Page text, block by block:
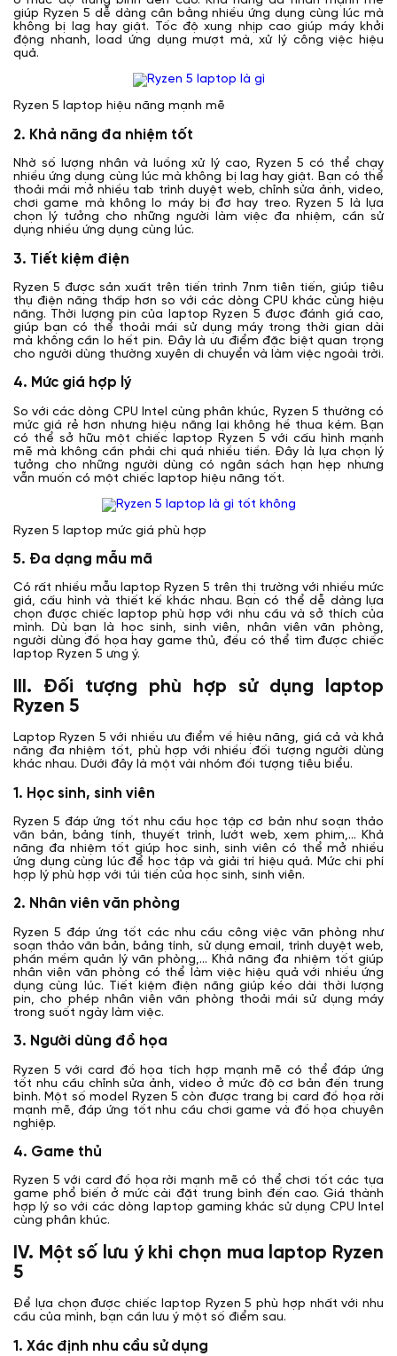
giúp Ryzen 5 dễ dàng cân bằng nhiều ứng dụng cùng lúc mà
không bị lag hay giật. Tốc độ xung nhịp cao giúp máy khởi
động nhanh, load ứng dụng mượt mà, xử lý công việc hiệu
quả.
Ryzen 5 laptop hiệu năng mạnh mẽ
2. Khả năng đa nhiệm tốt
Nhờ số lượng nhân và luồng xử lý cao, Ryzen 5 có thể chạy
nhiều ứng dụng cùng lúc mà không bị lag hay giật. Bạn có thể
thoải mái mở nhiều tab trình duyệt web, chỉnh sửa ảnh, video,
chơi game mà không lo máy bị đơ hay treo. Ryzen 5 là lựa
chọn lý tưởng cho những người làm việc đa nhiệm, cần sử
dụng nhiều ứng dụng cùng lúc.
3. Tiết kiệm điện
Ryzen 5 được sản xuất trên tiến trình 7nm tiên tiến, giúp tiêu
thụ điện năng thấp hơn so với các dòng CPU khác cùng hiệu
năng. Thời lượng pin của laptop Ryzen 5 được đánh giá cao,
giúp bạn có thể thoải mái sử dụng máy trong thời gian dài
mà không cần lo hết pin. Đây là ưu điểm đặc biệt quan trọng
cho người dùng thường xuyên di chuyển và làm việc ngoài trời.
4. Mức giá hợp lý
So với các dòng CPU Intel cùng phân khúc, Ryzen 5 thường có
mức giá rẻ hơn nhưng hiệu năng lại không hề thua kém. Bạn
có thể sở hữu một chiếc laptop Ryzen 5 với cấu hình mạnh
mẽ mà không cần phải chi quá nhiều tiền. Đây là lựa chọn lý
tưởng cho những người dùng có ngân sách hạn hẹp nhưng
vẫn muốn có một chiếc laptop hiệu năng tốt.
Ryzen 5 laptop mức giá phù hợp
5. Đa dạng mẫu mã
Có rất nhiều mẫu laptop Ryzen 5 trên thị trường với nhiều mức
giá, cấu hình và thiết kế khác nhau. Bạn có thể dễ dàng lựa
chọn được chiếc laptop phù hợp với nhu cầu và sở thích của
mình. Dù bạn là học sinh, sinh viên, nhân viên văn phòng,
người dùng đồ họa hay game thủ, đều có thể tìm được chiếc
laptop Ryzen 5 ưng ý.
III. Đối tượng phù hợp sử dụng laptop
Ryzen 5
Laptop Ryzen 5 với nhiều ưu điểm về hiệu năng, giá cả và khả
năng đa nhiệm tốt, phù hợp với nhiều đối tượng người dùng
khác nhau. Dưới đây là một vài nhóm đối tượng tiêu biểu.
1. Học sinh, sinh viên
Ryzen 5 đáp ứng tốt nhu cầu học tập cơ bản như soạn thảo
văn bản, bảng tính, thuyết trình, lướt web, xem phim,... Khả
năng đa nhiệm tốt giúp học sinh, sinh viên có thể mở nhiều
ứng dụng cùng lúc để học tập và giải trí hiệu quả. Mức chi phí
hợp lý phù hợp với túi tiền của học sinh, sinh viên.
2. Nhân viên văn phòng
Ryzen 5 đáp ứng tốt các nhu cầu công việc văn phòng như
soạn thảo văn bản, bảng tính, sử dụng email, trình duyệt web,
phần mềm quản lý văn phòng,... Khả năng đa nhiệm tốt giúp
nhân viên văn phòng có thể làm việc hiệu quả với nhiều ứng
dụng cùng lúc. Tiết kiệm điện năng giúp kéo dài thời lượng
pin, cho phép nhân viên văn phòng thoải mái sử dụng máy
trong suốt ngày làm việc.
3. Người dùng đồ họa
Ryzen 5 với card đồ họa tích hợp mạnh mẽ có thể đáp ứng
tốt nhu cầu chỉnh sửa ảnh, video ở mức độ cơ bản đến trung
bình. Một số model Ryzen 5 còn được trang bị card đồ họa rời
mạnh mẽ, đáp ứng tốt nhu cầu chơi game và đồ họa chuyên
nghiệp.
4. Game thủ
Ryzen 5 với card đồ họa rời mạnh mẽ có thể chơi tốt các tựa
game phổ biến ở mức cài đặt trung bình đến cao. Giá thành
hợp lý so với các dòng laptop gaming khác sử dụng CPU Intel
cùng phân khúc.
IV. Một số lưu ý khi chọn mua laptop Ryzen
5
Để lựa chọn được chiếc laptop Ryzen 5 phù hợp nhất với nhu
cầu của mình, bạn cần lưu ý một số điểm sau.
1. Xác định nhu cầu sử dụng